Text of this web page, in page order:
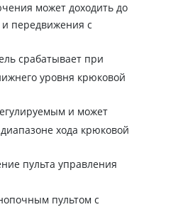
может доходить до
передвижения с
срабатывает при
уровня крюковой
и может
хода крюковой
пульта управления
пультом с